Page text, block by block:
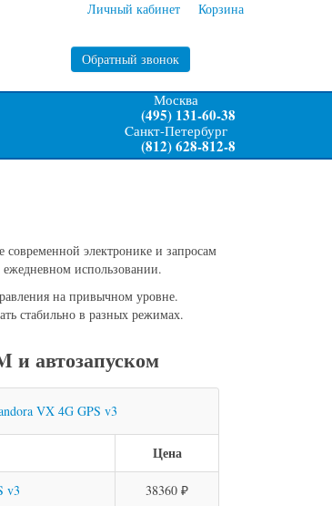
Корзина
Личный кабинет
Обратный звонок
Москва
(495) 131-60-38
Cанкт-Петербург
(812) 628-812-8
электронике и запросам
использовании.
на привычном уровне.
стабильно в разных режимах.
и автозапуском
Цена
v3 38360 ₽